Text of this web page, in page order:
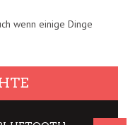
wenn einige Dinge